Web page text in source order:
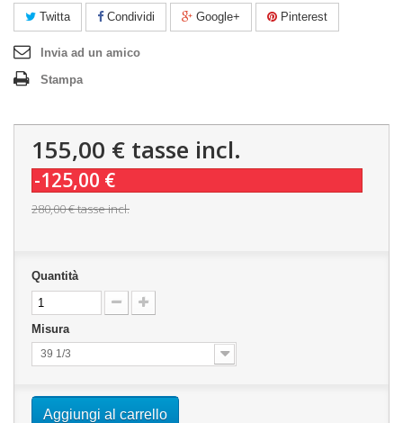
Twitta Condividi Google+ Pinterest
Invia ad un amico
Stampa
155,00 € tasse incl.
-125,00 €
280,00 €tasse incl.
Quantità
Misura
39 1/3
Aggiungi al carrello